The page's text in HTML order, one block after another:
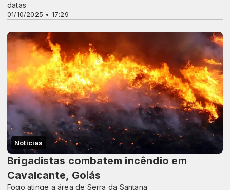
01/10/2025 • 17:29
datas
Notícias
Brigadistas combatem incêndio em
Cavalcante, Goiás
Fogo atinge a área de Serra da Santana